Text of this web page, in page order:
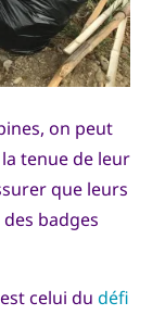
on peut
tenue de leur
que leurs
badges
celui du défi